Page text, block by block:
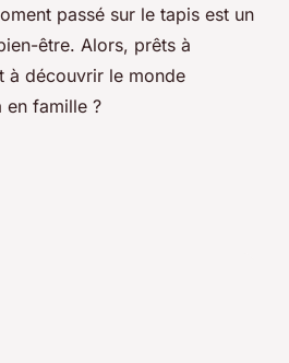
passé sur le tapis est un
être. Alors, prêts à
à découvrir le monde
en famille ?